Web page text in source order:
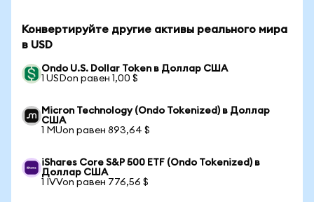
Конвертируйте другие активы реального мира
в USD
Ondo U.S. Dollar Token в Доллар США
1 USDon равен 1,00 $
Micron Technology (Ondo Tokenized) в Доллар
США
1 MUon равен 893,64 $
iShares Core S&P 500 ETF (Ondo Tokenized) в
Доллар США
1 IVVon равен 776,56 $